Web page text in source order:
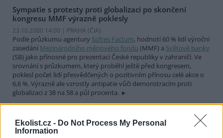
Ekolist.cz - Do Not Process My Personal
Information
Sympatie s protesty proti globalizaci po skončení
kongresu MMF výrazně poklesly
23.10.2000 14:00 | PRAHA (ČIA)
Podle průzkumu agentury Sofres Factum, hodnotí 60 % lidí výroční
zasedání Mezinárodního měnového fondu (MMF) a Světové banky
(SB) jako přínosné pro prezentaci České republiky v zahraničí. Ve
srovnání s průzkumem, který proběhl ještě před kongresem,
poklesl počet lidí přesvědčených o pozitivním přínosu celé akce o
6,6 %. Výrazně ale vzrostly antipatie vůči demonstracím proti
globalizaci z 38 na 58 a půl procenta.
Města Most a Teplice získala peníze z programu PHARE
CBS